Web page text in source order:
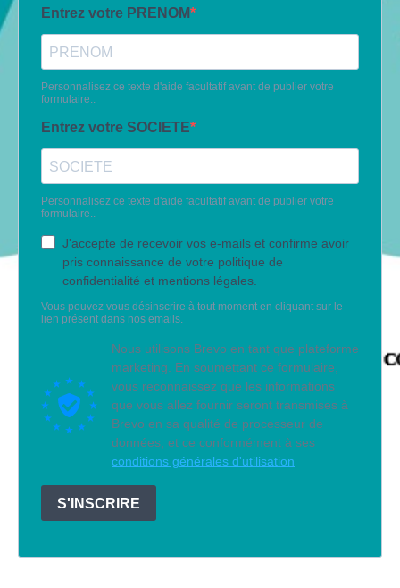
Entrez votre PRENOM
Personnalisez ce texte d'aide facultatif avant de publier votre
formulaire..
Entrez votre SOCIETE
Personnalisez ce texte d'aide facultatif avant de publier votre
formulaire..
J'accepte de recevoir vos e-mails et confirme avoir
pris connaissance de votre politique de
confidentialité et mentions légales.
Vous pouvez vous désinscrire à tout moment en cliquant sur le
lien présent dans nos emails.
Nous utilisons Brevo en tant que plateforme
marketing. En soumettant ce formulaire,
vous reconnaissez que les informations
que vous allez fournir seront transmises à
Brevo en sa qualité de processeur de
données; et ce conformément à ses
conditions générales d'utilisation
S'INSCRIRE